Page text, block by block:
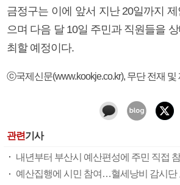
금정구는 이에 앞서 지난 20일까지
으며 다음 달 10일 주민과 직원들을
최할 예정이다.
ⓒ국제신문(www.kookje.co.kr), 무단 전재 및
관련기사
내년부터 부산시 예산편성에 주민 직접
예산집행에 시민 참여…혈세낭비 감시단